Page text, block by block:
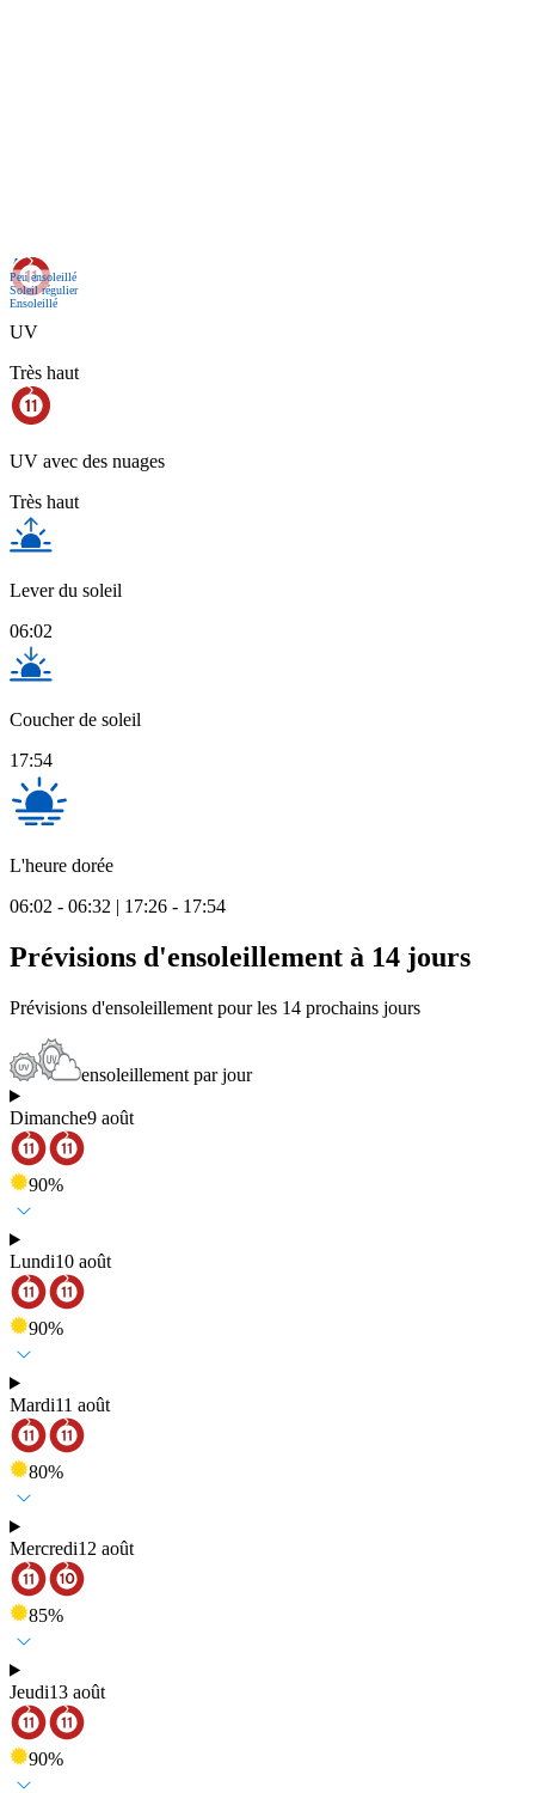
Act.
Peu ensoleillé
Soleil régulier
Ensoleillé
UV
Très haut
UV avec des nuages
Très haut
Lever du soleil
06:02
Coucher de soleil
17:54
L'heure dorée
06:02 - 06:32 | 17:26 - 17:54
Prévisions d'ensoleillement à 14 jours
Prévisions d'ensoleillement pour les 14 prochains jours
ensoleillement par jour
Dimanche9 août
90%
Lundi10 août
90%
Mardi11 août
80%
Mercredi12 août
85%
Jeudi13 août
90%